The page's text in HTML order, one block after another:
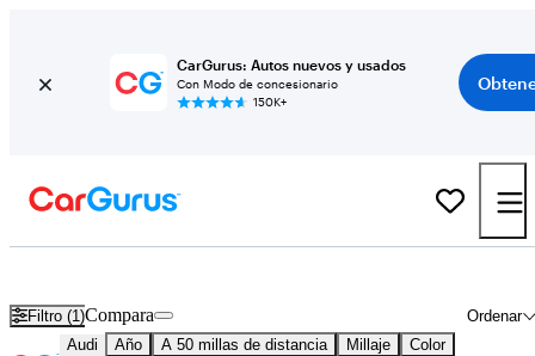
CarGurus: Autos nuevos y usados
Con Modo de concesionario
150K+
Filtro (1) Ordenar
Compara
Audi Año A 50 millas de distancia Millaje Color